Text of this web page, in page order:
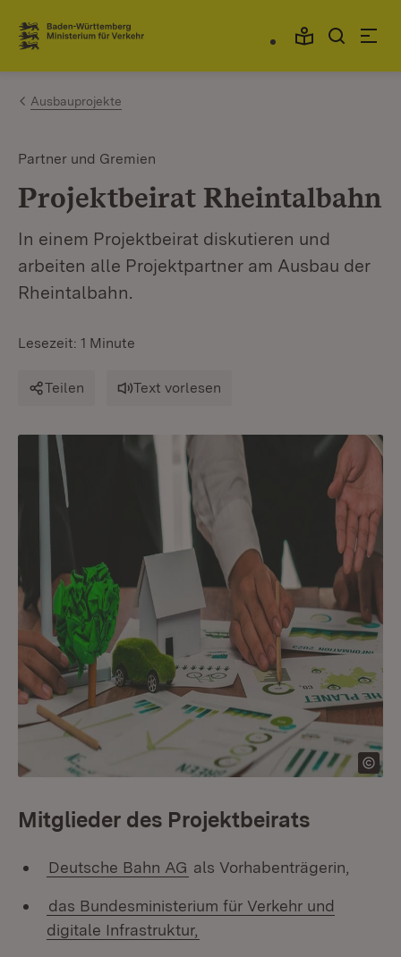
Zum Inhalt springen
Link zur Startseite
Ausbauprojekte
Partner und Gremien
Projektbeirat Rheintalbahn
In einem Projektbeirat diskutieren und
arbeiten alle Projektpartner am Ausbau der
Rheintalbahn.
Lesezeit: 1 Minute
Teilen Text vorlesen
Mitglieder des Projektbeirats
Deutsche Bahn AG als Vorhabenträgerin,
das Bundesministerium für Verkehr und
digitale Infrastruktur,